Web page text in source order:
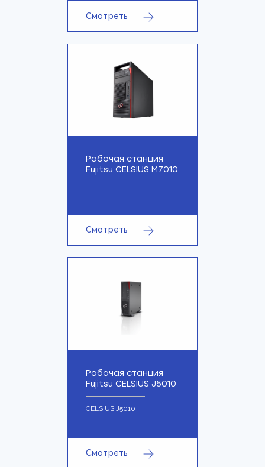
Смотреть
Рабочая станция
Fujitsu CELSIUS M7010
Смотреть
Рабочая станция
Fujitsu CELSIUS J5010
CELSIUS J5010
Смотреть